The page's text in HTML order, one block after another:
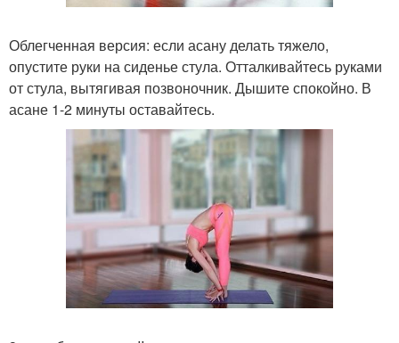
Облегченная версия: если асану делать тяжело,
опустите руки на сиденье стула. Отталкивайтесь руками
от стула, вытягивая позвоночник. Дышите спокойно. В
асане 1-2 минуты оставайтесь.